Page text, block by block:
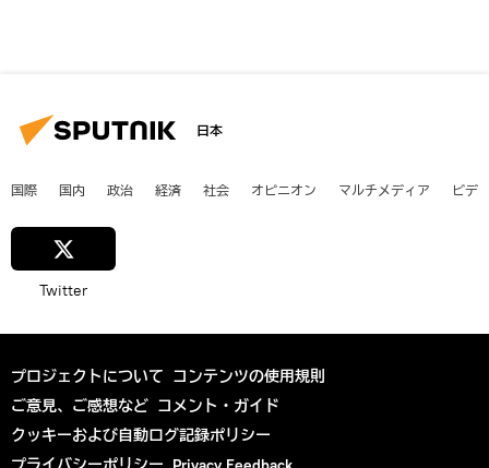
日本
国際 国内 政治 経済 社会 オピニオン マルチメディア ビデ
Twitter
プロジェクトについて コンテンツの使用規則
ご意見、ご感想など コメント・ガイド
クッキーおよび自動ログ記録ポリシー